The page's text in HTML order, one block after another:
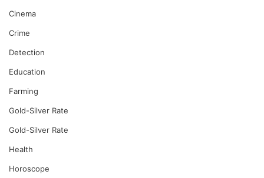
Cinema
Crime
Detection
Education
Farming
Gold-Silver Rate
Gold-Silver Rate
Health
Horoscope